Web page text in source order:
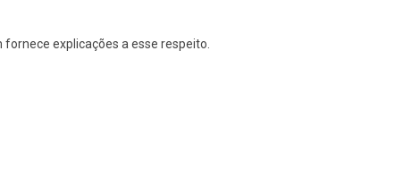
explicações a esse respeito.